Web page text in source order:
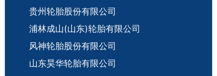
贵州轮胎股份有限公司
浦林成山(山东)轮胎有限公司
风神轮胎股份有限公司
山东昊华轮胎有限公司